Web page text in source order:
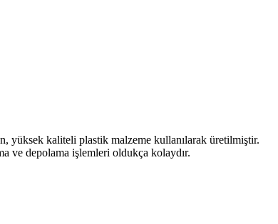
yüksek kaliteli plastik malzeme kullanılarak üretilmiştir.
ve depolama işlemleri oldukça kolaydır.